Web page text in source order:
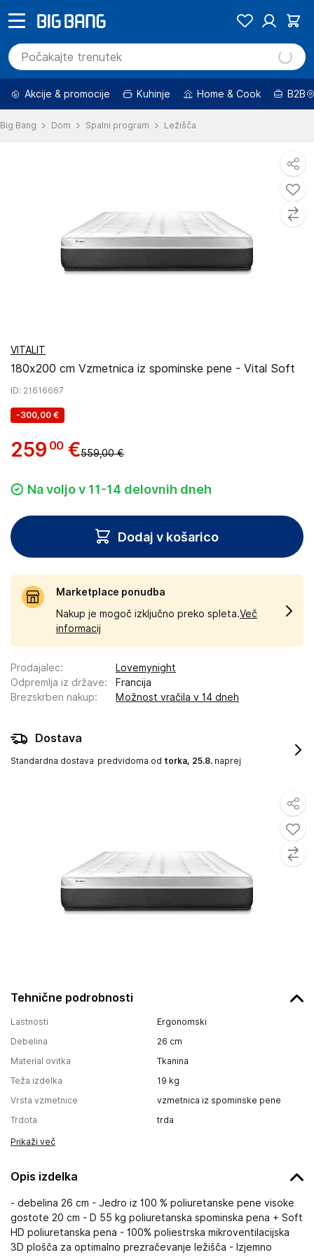
Akcije & promocije Kuhinje Home & Cook B2B
Big Bang Dom Spalni program Ležišča
Tehnične podrobnosti
Lastnosti
Ergonomski
Debelina
26 cm
Material ovitka
Tkanina
Teža izdelka
19 kg
Vrsta vzmetnice
vzmetnica iz spominske pene
Trdota
trda
Prikaži več
Opis izdelka
- debelina 26 cm - Jedro iz 100 % poliuretanske pene visoke
gostote 20 cm - D 55 kg poliuretanska spominska pena + Soft
HD poliuretanska pena - 100% poliestrska mikroventilacijska
3D plošča za optimalno prezračevanje ležišča - Izjemno
VITALIT
180x200 cm Vzmetnica iz spominske pene - Vital Soft
ID: 21616667
-300,00 €
259 00 €559,00 €
Na voljo v 11-14 delovnih dneh
Dodaj v košarico
Marketplace ponudba
Nakup je mogoč izključno preko spleta.Več
informacij
Prodajalec:
Lovemynight
Odpremlja iz države:
Francija
Brezskrben nakup: Možnost vračila v 14 dneh
Dostava
Standardna dostava predvidoma od torka, 25.8. naprej